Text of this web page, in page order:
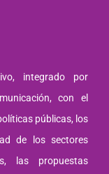
integrado por
con el
públicas, los
de los sectores
las propuestas